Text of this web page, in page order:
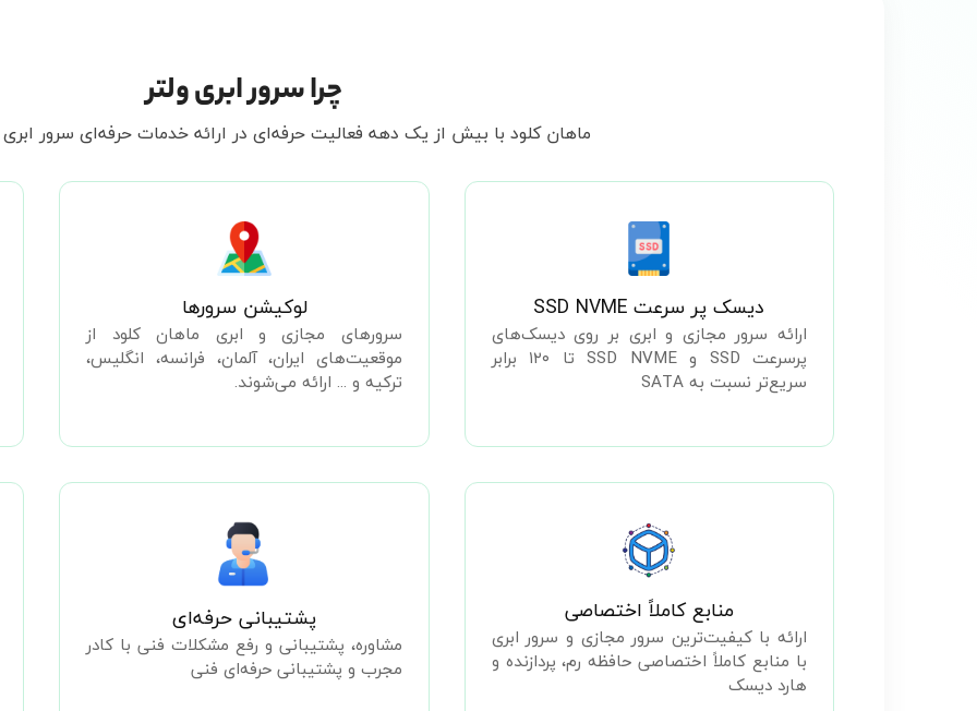
چرا سرور ابری ولتر
ماهان کلود با بیش از یک دهه فعالیت حرفه‌ای در ارائه خدمات حرفه‌ای سرور
دیسک پر سرعت SSD NVME
ارائه سرور مجازی و ابری بر روی دیسک‌های
پرسرعت SSD و SSD NVME تا ۱۲۰ برابر
سریع‌تر نسبت به SATA
لوکیشن سرورها
سرورهای مجازی و ابری ماهان کلود از
موقعیت‌های ایران، آلمان، فرانسه، انگلیس،
ترکیه و ... ارائه می‌شوند.
منابع کاملاً اختصاصی
ارائه با کیفیت‌ترین سرور مجازی و سرور ابری
با منابع کاملاً اختصاصی حافظه رم، پردازنده و
هارد دیسک
پشتیبانی حرفه‌ای
مشاوره، پشتیبانی و رفع مشکلات فنی با کادر
مجرب و پشتیبانی حرفه‌ای فنی